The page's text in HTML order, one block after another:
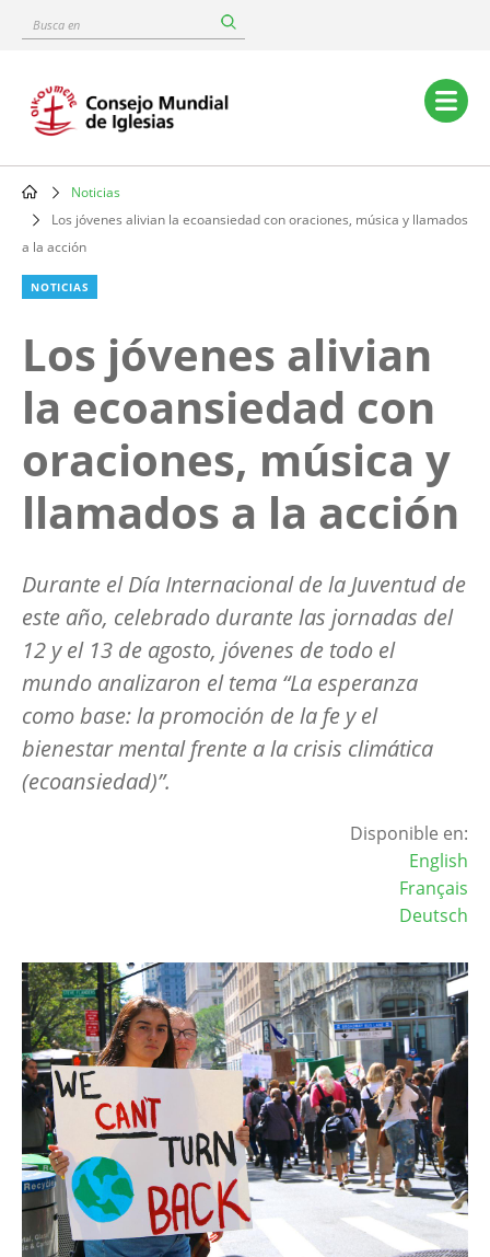
content
Busca
Main
navigation
Breadcrumb
Noticias
Los jóvenes alivian la ecoansiedad con oraciones, música y llamados
a la acción
NOTICIAS
Los jóvenes alivian
la ecoansiedad con
oraciones, música y
llamados a la acción
Durante el Día Internacional de la Juventud de
este año, celebrado durante las jornadas del
12 y el 13 de agosto, jóvenes de todo el
mundo analizaron el tema “La esperanza
como base: la promoción de la fe y el
bienestar mental frente a la crisis climática
(ecoansiedad)”.
Disponible en:
English
Français
Deutsch
Image